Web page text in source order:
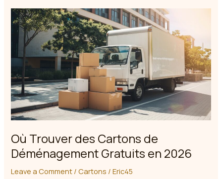
faire
ses
cartons
déménagement
en
2026
Où Trouver des Cartons de
Déménagement Gratuits en 2026
Leave a Comment /Cartons /Eric45